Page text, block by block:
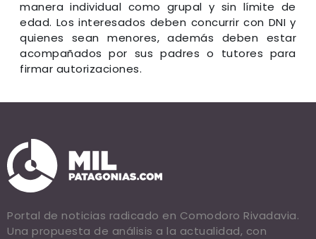
manera individual como grupal y sin límite de
edad. Los interesados deben concurrir con DNI y
quienes sean menores, además deben estar
acompañados por sus padres o tutores para
firmar autorizaciones.
Portal de noticias radicado en Comodoro Rivadavia.
Una propuesta de análisis a la actualidad, con